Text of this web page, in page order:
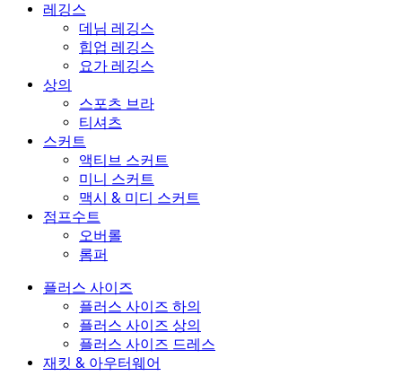
레깅스
데님 레깅스
힙업 레깅스
요가 레깅스
상의
스포츠 브라
티셔츠
스커트
액티브 스커트
미니 스커트
맥시 & 미디 스커트
점프수트
오버롤
롬퍼
플러스 사이즈
플러스 사이즈 하의
플러스 사이즈 상의
플러스 사이즈 드레스
재킷 & 아우터웨어